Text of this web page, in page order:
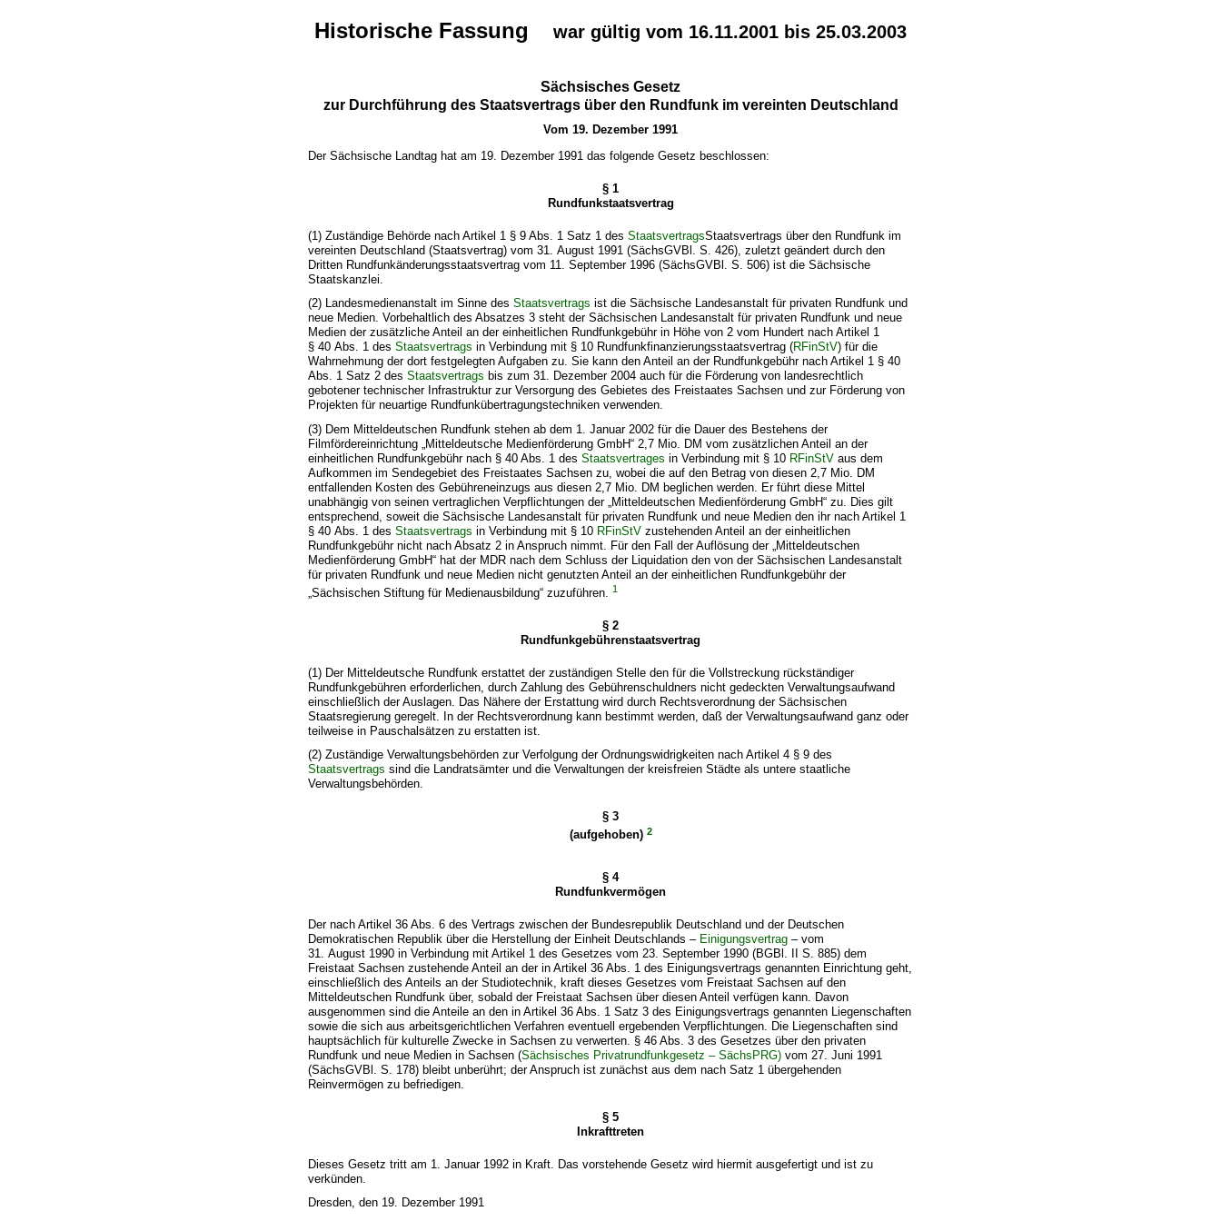
Historische Fassung war gültig vom 16.11.2001 bis 25.03.2003
Sächsisches Gesetz
zur Durchführung des Staatsvertrags über den Rundfunk im vereinten Deutschland
Vom 19. Dezember 1991
Der Sächsische Landtag hat am 19. Dezember 1991 das folgende Gesetz beschlossen:
§ 1
Rundfunkstaatsvertrag
(1) Zuständige Behörde nach Artikel 1 § 9 Abs. 1 Satz 1 desStaatsvertragsStaatsvertrags über den Rundfunk im
vereinten Deutschland (Staatsvertrag) vom 31. August 1991 (SächsGVBl. S. 426), zuletzt geändert durch den
Dritten Rundfunkänderungsstaatsvertrag vom 11. September 1996 (SächsGVBl. S. 506) ist die Sächsische
Staatskanzlei.
(2) Landesmedienanstalt im Sinne desStaatsvertrags ist die Sächsische Landesanstalt für privaten Rundfunk und
neue Medien. Vorbehaltlich des Absatzes 3 steht der Sächsischen Landesanstalt für privaten Rundfunk und neue
Medien der zusätzliche Anteil an der einheitlichen Rundfunkgebühr in Höhe von 2 vom Hundert nach Artikel 1
§ 40 Abs. 1 desStaatsvertrags in Verbindung mit § 10 Rundfunkfinanzierungsstaatsvertrag (RFinStV) für die
Wahrnehmung der dort festgelegten Aufgaben zu. Sie kann den Anteil an der Rundfunkgebühr nach Artikel 1 § 40
Abs. 1 Satz 2 desStaatsvertrags bis zum 31. Dezember 2004 auch für die Förderung von landesrechtlich
gebotener technischer Infrastruktur zur Versorgung des Gebietes des Freistaates Sachsen und zur Förderung von
Projekten für neuartige Rundfunkübertragungstechniken verwenden.
(3) Dem Mitteldeutschen Rundfunk stehen ab dem 1. Januar 2002 für die Dauer des Bestehens der
Filmfördereinrichtung „Mitteldeutsche Medienförderung GmbH“ 2,7 Mio. DM vom zusätzlichen Anteil an der
einheitlichen Rundfunkgebühr nach § 40 Abs. 1 desStaatsvertrages in Verbindung mit § 10 RFinStV aus dem
Aufkommen im Sendegebiet des Freistaates Sachsen zu, wobei die auf den Betrag von diesen 2,7 Mio. DM
entfallenden Kosten des Gebühreneinzugs aus diesen 2,7 Mio. DM beglichen werden. Er führt diese Mittel
unabhängig von seinen vertraglichen Verpflichtungen der „Mitteldeutschen Medienförderung GmbH“ zu. Dies gilt
entsprechend, soweit die Sächsische Landesanstalt für privaten Rundfunk und neue Medien den ihr nach Artikel 1
§ 40 Abs. 1 desStaatsvertrags in Verbindung mit § 10 RFinStV zustehenden Anteil an der einheitlichen
Rundfunkgebühr nicht nach Absatz 2 in Anspruch nimmt. Für den Fall der Auflösung der „Mitteldeutschen
Medienförderung GmbH“ hat der MDR nach dem Schluss der Liquidation den von der Sächsischen Landesanstalt
für privaten Rundfunk und neue Medien nicht genutzten Anteil an der einheitlichen Rundfunkgebühr der
„Sächsischen Stiftung für Medienausbildung“ zuzuführen.1
§ 2
Rundfunkgebührenstaatsvertrag
(1) Der Mitteldeutsche Rundfunk erstattet der zuständigen Stelle den für die Vollstreckung rückständiger
Rundfunkgebühren erforderlichen, durch Zahlung des Gebührenschuldners nicht gedeckten Verwaltungsaufwand
einschließlich der Auslagen. Das Nähere der Erstattung wird durch Rechtsverordnung der Sächsischen
Staatsregierung geregelt. In der Rechtsverordnung kann bestimmt werden, daß der Verwaltungsaufwand ganz oder
teilweise in Pauschalsätzen zu erstatten ist.
(2) Zuständige Verwaltungsbehörden zur Verfolgung der Ordnungswidrigkeiten nach Artikel 4 § 9 des
Staatsvertrags sind die Landratsämter und die Verwaltungen der kreisfreien Städte als untere staatliche
Verwaltungsbehörden.
§ 3
(aufgehoben) 2
§ 4
Rundfunkvermögen
Der nach Artikel 36 Abs. 6 des Vertrags zwischen der Bundesrepublik Deutschland und der Deutschen
Demokratischen Republik über die Herstellung der Einheit Deutschlands – Einigungsvertrag – vom
31. August 1990 in Verbindung mit Artikel 1 des Gesetzes vom 23. September 1990 (BGBl. II S. 885) dem
Freistaat Sachsen zustehende Anteil an der in Artikel 36 Abs. 1 des Einigungsvertrags genannten Einrichtung geht,
einschließlich des Anteils an der Studiotechnik, kraft dieses Gesetzes vom Freistaat Sachsen auf den
Mitteldeutschen Rundfunk über, sobald der Freistaat Sachsen über diesen Anteil verfügen kann. Davon
ausgenommen sind die Anteile an den in Artikel 36 Abs. 1 Satz 3 des Einigungsvertrags genannten Liegenschaften
sowie die sich aus arbeitsgerichtlichen Verfahren eventuell ergebenden Verpflichtungen. Die Liegenschaften sind
hauptsächlich für kulturelle Zwecke in Sachsen zu verwerten. § 46 Abs. 3 des Gesetzes über den privaten
Rundfunk und neue Medien in Sachsen (Sächsisches Privatrundfunkgesetz – SächsPRG) vom 27. Juni 1991
(SächsGVBl. S. 178) bleibt unberührt; der Anspruch ist zunächst aus dem nach Satz 1 übergehenden
Reinvermögen zu befriedigen.
§ 5
Inkrafttreten
Dieses Gesetz tritt am 1. Januar 1992 in Kraft. Das vorstehende Gesetz wird hiermit ausgefertigt und ist zu
verkünden.
Dresden, den 19. Dezember 1991